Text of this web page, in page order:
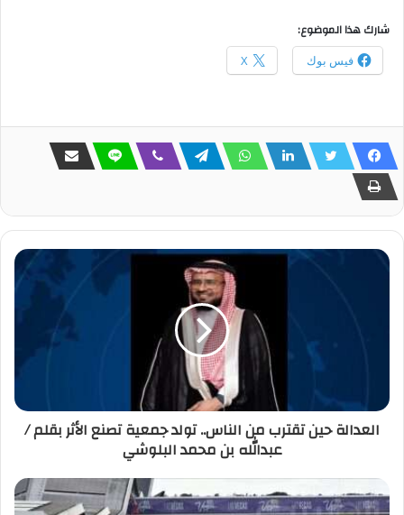
شارك هذا الموضوع:
فيس بوك X
العدالة حين تقترب من الناس.. تولد جمعية تصنع الأثر بقلم /
عبدالله بن محمد البلوشي